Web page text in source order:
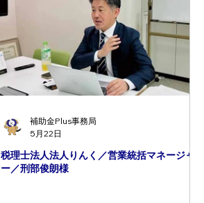
税理士法人法人りんく／営業統括マネージャ
ー／刑部俊朗様
補助金Plus事務局
5月22日